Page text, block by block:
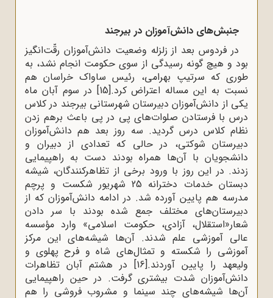
جنبش‌های دانش‌آموزان در بیرجند
در فردوس بعد از زلزله وضعیت دانش‌آموزان رقّت‌انگیز
بود و هیچ گونه رسیدگی از سوی حکومت انجام نشد، به
طوری که سرتیپ بهرامی، رئیس ساواک خراسان هم
نسبت به این مساله اعتراض کرد.[15]
در سوم آبان ماه
یکی از دانش‌آموزان دبیرستان شهرستانی بیرجند در کلاس
درس با فرستادن صلوات‌های پی در پی باعث برهم زدن
نظام کلاس درس گردید. سه روز بعد هم دانش‌آموزان
دبیرستان شوکتی، در حالی که تعدادی از دبیران و
دانشجویان با آن‌ها همراه بودند دست به راهپیمایی
زدند. در این روز با ورود برخی از تظاهرکنندگان، شیشه
دبستان خدمات دخترانه 25 شهریور شکست و پرچم
مدرسه هم پایین آورده شد. در ادامه دانش‌آموزان که از
دبیرستان‌های مختلف جمع شده بودند با سر دادن
شعار«استقلال، آزادی، حکومت اسلامی» وارد مؤسسه
عالی آموزشی علم شدند. آن‌ها شیشه‌های این مرکز
آموزشی را شکسته و تمثال‌های شاه و فرح پهلوی و
ولیعهد را پایین آوردند.[16]
در هشتم آبان تظاهرات
دانش‌آموزان شدت بیشتری گرفت. در حین راهپیمایی
آن‌ها شیشه‌های چند سینما و مشروب فروشی را هم